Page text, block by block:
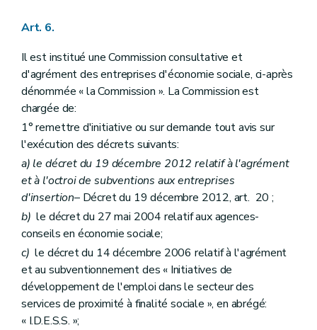
Art. 6.
Il est institué une Commission consultative et
d'agrément des entreprises d'économie sociale, ci-après
dénommée « la Commission ». La Commission est
chargée de:
1° remettre d'initiative ou sur demande tout avis sur
l'exécution des décrets suivants:
a) le décret du 19 décembre 2012 relatif à l'agrément
et à l'octroi de subventions aux entreprises
d'insertion– Décret du 19 décembre 2012, art. 20 ;
b) le décret du 27 mai 2004 relatif aux agences-
conseils en économie sociale;
c) le décret du 14 décembre 2006 relatif à l'agrément
et au subventionnement des « Initiatives de
développement de l'emploi dans le secteur des
services de proximité à finalité sociale », en abrégé:
« I.D.E.S.S. »;